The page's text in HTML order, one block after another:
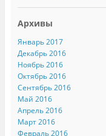
Архивы
Январь 2017
Декабрь 2016
Ноябрь 2016
Октябрь 2016
Сентябрь 2016
Май 2016
Апрель 2016
Март 2016
Февраль 2016